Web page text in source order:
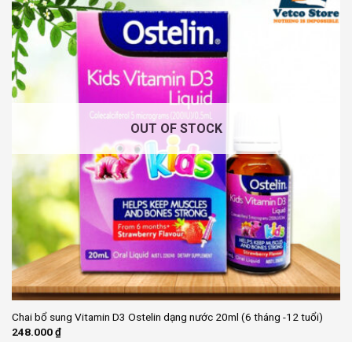
OUT OF STOCK
Chai bổ sung Vitamin D3 Ostelin dạng nước 20ml (6 tháng -12 tuổi)
248.000₫